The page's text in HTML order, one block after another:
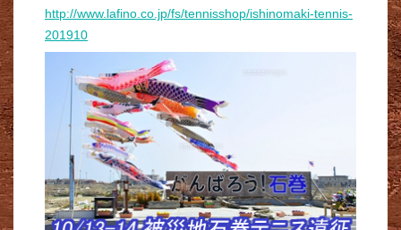
http://www.lafino.co.jp/fs/tennisshop/ishinomaki-tennis-
201910